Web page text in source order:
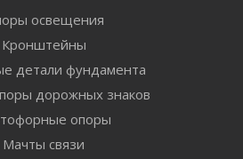
освещения
Кронштейны
детали фундамента
дорожных знаков
опоры
Мачты связи